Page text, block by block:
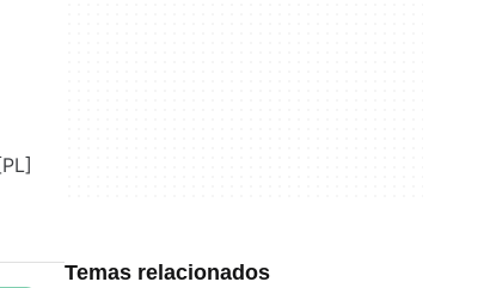
Temas relacionados